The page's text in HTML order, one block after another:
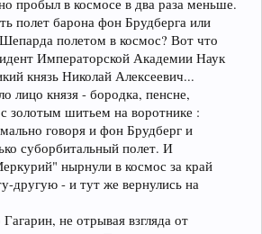
пробыл в космосе в два раза меньше.
полет барона фон Брудберга или
полетом в космос? Вот что
Императорской Академии Наук
князь Николай Алексеевич...
лицо князя - бородка, пенсне,
золотым шитьем на воротнике :
говоря и фон Брудберг и
суборбитальный полет. И
нырнули в космос за край
другую - и тут же вернулись на
не отрывая взгляда от